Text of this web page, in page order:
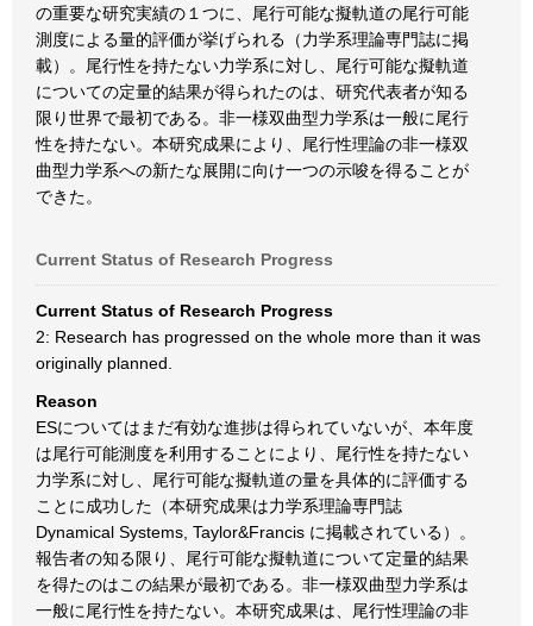
の重要な研究実績の１つに、尾行可能な擬軌道の尾行可能
測度による量的評価が挙げられる（力学系理論専門誌に掲
載）。尾行性を持たない力学系に対し、尾行可能な擬軌道
についての定量的結果が得られたのは、研究代表者が知る
限り世界で最初である。非一様双曲型力学系は一般に尾行
性を持たない。本研究成果により、尾行性理論の非一様双
曲型力学系への新たな展開に向け一つの示唆を得ることが
できた。
Current Status of Research Progress
Current Status of Research Progress
2: Research has progressed on the whole more than it was
originally planned.
Reason
ESについてはまだ有効な進捗は得られていないが、本年度
は尾行可能測度を利用することにより、尾行性を持たない
力学系に対し、尾行可能な擬軌道の量を具体的に評価する
ことに成功した（本研究成果は力学系理論専門誌
Dynamical Systems, Taylor&Francis に掲載されている）。
報告者の知る限り、尾行可能な擬軌道について定量的結果
を得たのはこの結果が最初である。非一様双曲型力学系は
一般に尾行性を持たない。本研究成果は、尾行性理論の非